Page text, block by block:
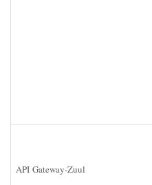
API Gateway-Zuul